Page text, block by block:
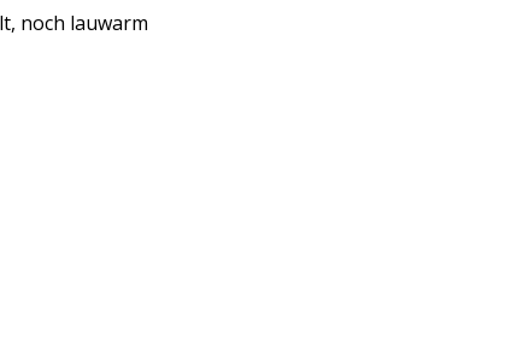
noch lauwarm